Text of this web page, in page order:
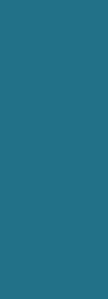
muitos têm
também
Os chineses
cometendo
isso,
tal como
em epígrafe.
vão
nem
conflitiva,
presidente do